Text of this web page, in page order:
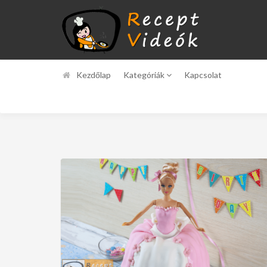
Kezdőlap Kategóriák Kapcsolat